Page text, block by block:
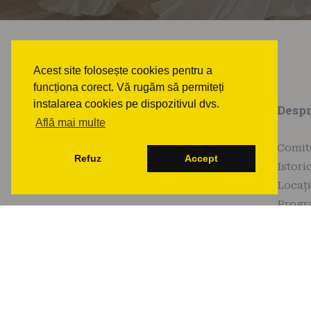
Acest site folosește cookies pentru a
funcționa corect. Vă rugăm să permiteți
instalarea cookies pe dispozitivul dvs.
Află mai multe
Refuz Accept